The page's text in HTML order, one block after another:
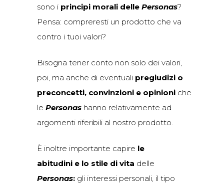
sono i principi morali delle Personas?
Pensa: compreresti un prodotto che va
contro i tuoi valori?
Bisogna tener conto non solo dei valori,
poi, ma anche di eventuali pregiudizi o
preconcetti, convinzioni e opinioni che
le Personas hanno relativamente ad
argomenti riferibili al nostro prodotto.
È inoltre importante capire le
abitudini e lo stile di vita delle
Personas: gli interessi personali, il tipo